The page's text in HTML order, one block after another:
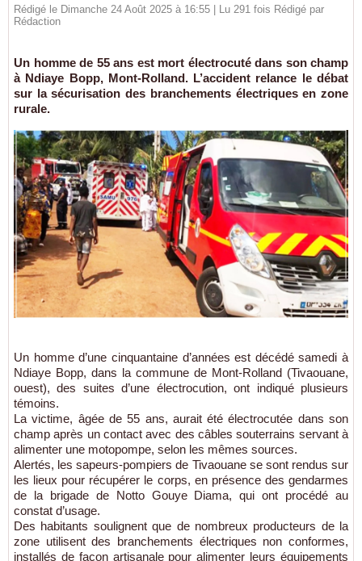
Rédigé le Dimanche 24 Août 2025 à 16:55 | Lu 291 fois Rédigé par
Rédaction
Un homme de 55 ans est mort électrocuté dans son champ
à Ndiaye Bopp, Mont-Rolland. L’accident relance le débat
sur la sécurisation des branchements électriques en zone
rurale.
Un homme d’une cinquantaine d’années est décédé samedi à
Ndiaye Bopp, dans la commune de Mont-Rolland (Tivaouane,
ouest), des suites d’une électrocution, ont indiqué plusieurs
témoins.
La victime, âgée de 55 ans, aurait été électrocutée dans son
champ après un contact avec des câbles souterrains servant à
alimenter une motopompe, selon les mêmes sources.
Alertés, les sapeurs-pompiers de Tivaouane se sont rendus sur
les lieux pour récupérer le corps, en présence des gendarmes
de la brigade de Notto Gouye Diama, qui ont procédé au
constat d’usage.
Des habitants soulignent que de nombreux producteurs de la
zone utilisent des branchements électriques non conformes,
installés de façon artisanale pour alimenter leurs équipements